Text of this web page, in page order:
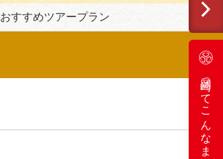
おすすめツアープラン
岡崎ってこんなまち